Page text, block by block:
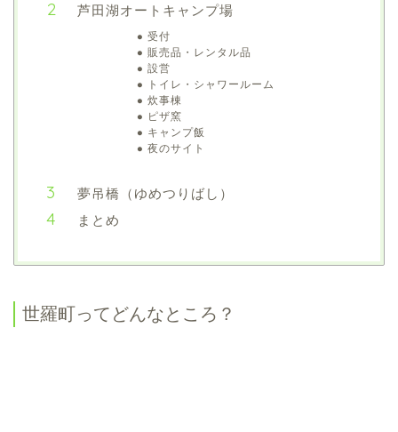
芦田湖オートキャンプ場
受付
販売品・レンタル品
設営
トイレ・シャワールーム
炊事棟
ピザ窯
キャンプ飯
夜のサイト
夢吊橋（ゆめつりばし）
まとめ
世羅町ってどんなところ？